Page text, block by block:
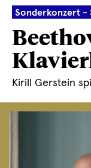
Position
Sonderkonzert -
Kirill Gerstein